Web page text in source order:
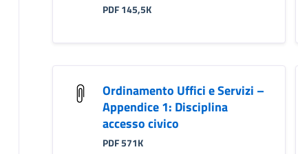
PDF 145,5K
Ordinamento Uffici e Servizi –
Appendice 1: Disciplina
accesso civico
PDF 571K